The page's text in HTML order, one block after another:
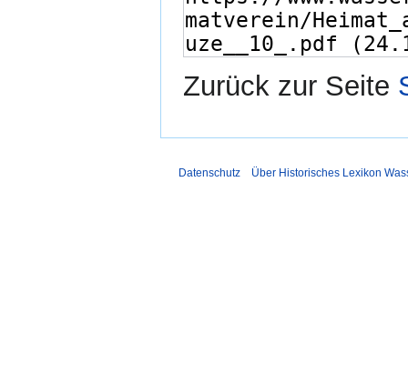
Zurück zur Seite
Datenschutz Über Historisches Lexikon